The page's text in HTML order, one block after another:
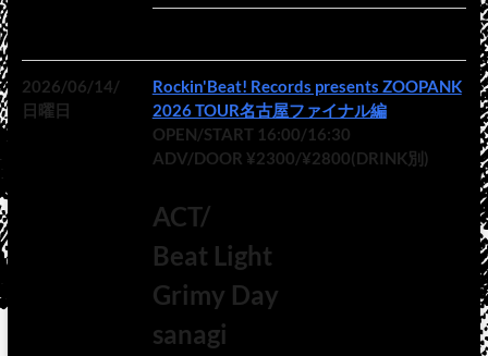
2026/06/14/
日曜日
Rockin'Beat! Records presents ZOOPANK
2026 TOUR名古屋ファイナル編
OPEN/START 16:00/16:30
ADV/DOOR ¥2300/¥2800(DRINK別)
ACT/
Beat Light
Grimy Day
sanagi